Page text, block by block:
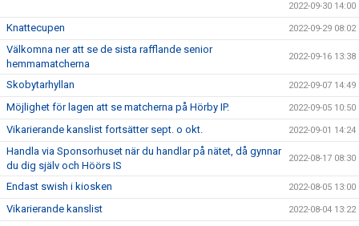
2022-09-30 14:00
Knattecupen 2022-09-29 08:02
Välkomna ner att se de sista rafflande senior
hemmamatcherna
2022-09-16 13:38
Skobytarhyllan 2022-09-07 14:49
Möjlighet för lagen att se matcherna på Hörby IP. 2022-09-05 10:50
Vikarierande kanslist fortsätter sept. o okt. 2022-09-01 14:24
Handla via Sponsorhuset när du handlar på nätet, då gynnar
du dig själv och Höörs IS
2022-08-17 08:30
Endast swish i kiosken 2022-08-05 13:00
Vikarierande kanslist 2022-08-04 13:22